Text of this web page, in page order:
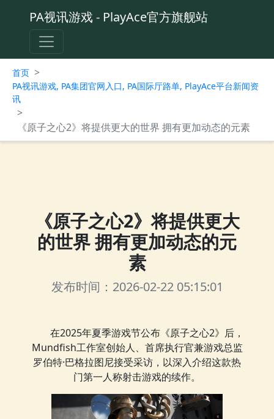
PA视讯游戏 - PlayAce官方旗舰站
首页 >
PA视讯游戏, PA集团官网入口, PA国际厅路单, PlayAce平台新闻资
讯
>
《原子之心2》将提供更大的世界 拥有更加动态的元素
《原子之心2》将提供更大
的世界 拥有更加动态的元
素
发布时间：2026-02-22 05:15:01
在2025年夏季游戏节公布《原子之心2》后，
Mundfish工作室创始人、首席执行官兼游戏总监
罗伯特·巴格拉图尼接受采访，以深入介绍这款热
门第一人称射击游戏的续作。